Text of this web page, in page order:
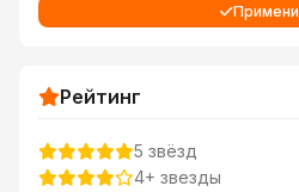
Рейтинг
5 звёзд
4+ звезды